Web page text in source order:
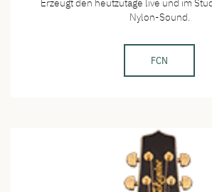
Nylon-Sound.
FCN